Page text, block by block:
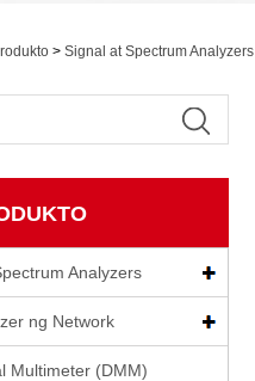
> Signal at Spectrum Analyzers
Analyzers
ng Network
Multimeter (DMM)